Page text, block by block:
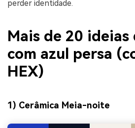
perder identidade.
Mais de 20
com azul persa
HEX)
1) Cerâmica Meia-noite